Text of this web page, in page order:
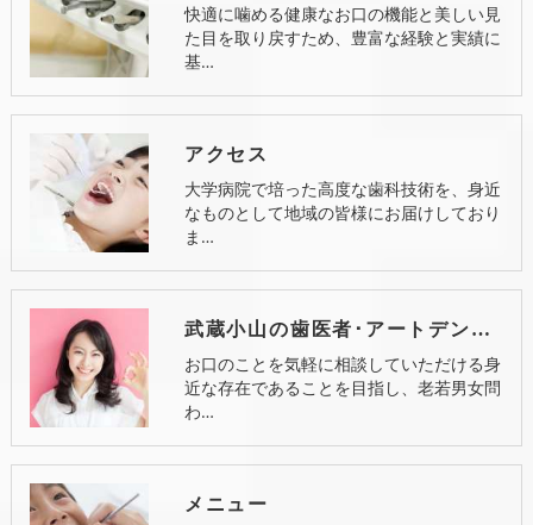
快適に噛める健康なお口の機能と美しい見
た目を取り戻すため、豊富な経験と実績に
基…
アクセス
大学病院で培った高度な歯科技術を、身近
なものとして地域の皆様にお届けしており
ま…
武蔵小山の歯医者･アートデンタル武蔵小山の評判
お口のことを気軽に相談していただける身
近な存在であることを目指し、老若男女問
わ…
メニュー